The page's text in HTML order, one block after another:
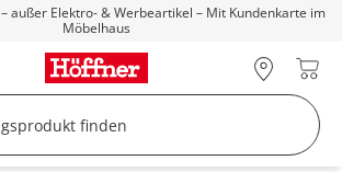
– außer Elektro- & Werbeartikel – Mit Kundenkarte im
Möbelhaus